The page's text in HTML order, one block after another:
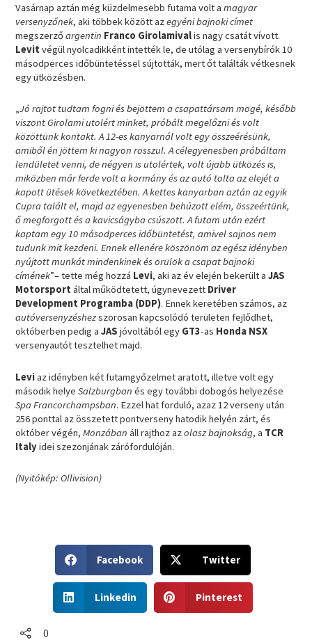
Vasárnap aztán még küzdelmesebb futama volt amagyar
versenyzőnek, aki többek között azegyéni bajnoki címet
megszerzőargentin Franco Girolamivalis nagy csatát vívott.
Levit végül nyolcadikként intették le, de utólag a versenybírók 10
másodperces időbüntetéssel sújtották, mert őt találták vétkesnek
egy ütközésben.
„Jó rajtot tudtam fogni és bejöttem a csapattársam mögé, később
viszont Girolami utolért minket, próbált megelőzni és volt
közöttünk kontakt. A 12-es kanyarnál volt egy összeérésünk,
amiből én jöttem ki nagyon rosszul. A célegyenesben próbáltam
lendületet venni, de négyen is utolértek, volt újabb ütközés is,
miközben már ferde volt a kormány és az autó tolta az elejét a
kapott ütések következtében. A kettes kanyarban aztán az egyik
Cupra talált el, majd az egyenesben behúzott elém, összeértünk,
ő megforgott és a kavicságyba csúszott. A futam után ezért
kaptam egy 10 másodperces időbüntetést, amivel sajnos nem
tudunk mit kezdeni. Ennek ellenére köszönöm az egész idényben
nyújtott munkát mindenkinek és örülök a csapat bajnoki
címének”– tette még hozzá Levi, aki az év elején bekerült aJAS
Motorsport által működtetett, úgynevezett Driver
Development Programba (DDP). Ennek keretében számos, az
autóversenyzéshezszorosan kapcsolódó területen fejlődhet,
októberben pedig aJAS jóvoltából egy GT3-as Honda NSX
versenyautót tesztelhet majd.
Leviaz idényben két futamgyőzelmet aratott, illetve volt egy
második helyeSalzburgban és egy további dobogós helyezése
Spa Francorchampsban. Ezzel hat forduló, azaz 12 verseny után
256 ponttal az összetett pontverseny hatodik helyén zárt, és
október végén,Monzában áll rajthoz azolasz bajnokság, a TCR
Italyidei szezonjának zárófordulóján.
(Nyitókép: Ollivision)
h
a
r
Facebook
h
a
Twitter
h
a
Linkedin
h
a
Pinterest
0